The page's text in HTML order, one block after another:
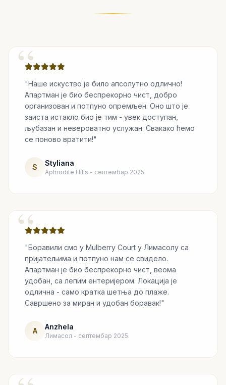
“"Наше искуство је било апсолутно одлично!
Апартман је био беспрекорно чист, добро
организован и потпуно опремљен. Оно што је
заиста истакло био је тим - увек доступан,
љубазан и невероватно услужан. Свакако ћемо
се поново вратити!"
S Styliana
Aphrodite Hills - септембар 2025.
“"Боравили смо у Mulberry Court у Лимасолу са
пријатељима и потпуно нам се свидело.
Апартман је био беспрекорно чист, веома
удобан, са лепим ентеријером. Локација је
одлична - само кратка шетња до плаже.
Савршено за миран и удобан боравак!"
A Anzhela
Лимасол - септембар 2025.